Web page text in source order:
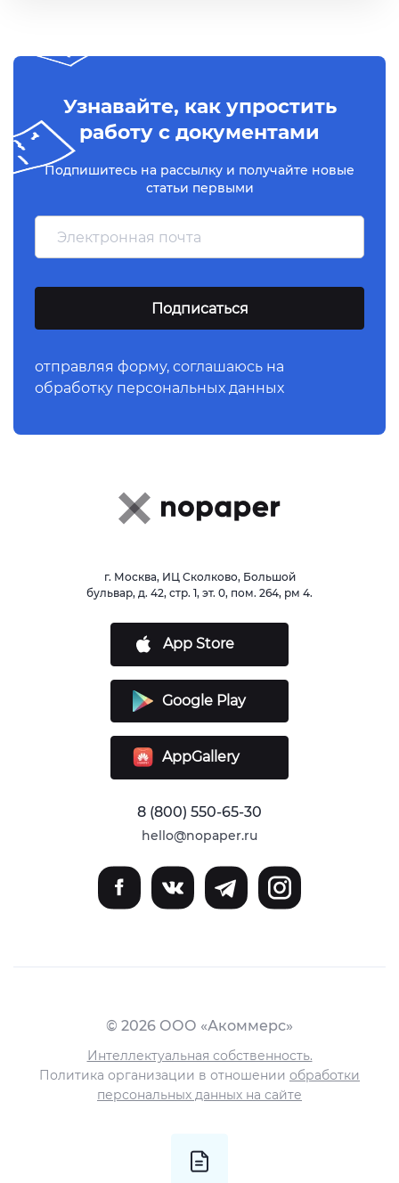
Узнавайте, как упростить
работу с документами
Подпишитесь на рассылку и получайте новые
статьи первыми
отправляя форму, соглашаюсь на
обработку персональных данных
г. Москва, ИЦ Сколково, Большой
бульвар, д. 42, стр. 1, эт. 0, пом. 264, рм 4.
App Store
Google Play
AppGallery
8 (800) 550-65-30
hello@nopaper.ru
© 2026 ООО «Акоммерс»
Интеллектуальная собственность.
Политика организации в отношении обработки
персональных данных на сайте